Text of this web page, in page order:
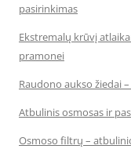
pasirinkimas
Ekstremalų krūvį
pramonei
Raudono aukso žiedai
Atbulinis osmosas ir
Osmoso filtrų –